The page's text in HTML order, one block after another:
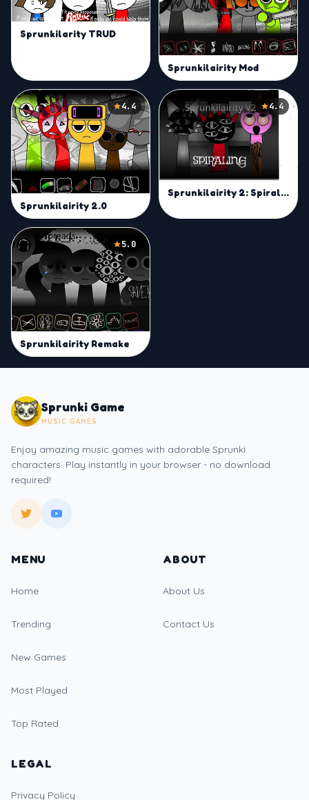
Sprunkilarity TRUD
Sprunkilairity Mod
4.4
Sprunkilairity 2.0
4.4
Sprunkilairity 2: Spiraling
5.0
Sprunkilairity Remake
Sprunki Game
MUSIC GAMES
Enjoy amazing music games with adorable Sprunki
characters. Play instantly in your browser - no download
required!
MENU
Home
Trending
New Games
Most Played
Top Rated
ABOUT
About Us
Contact Us
LEGAL
Privacy Policy